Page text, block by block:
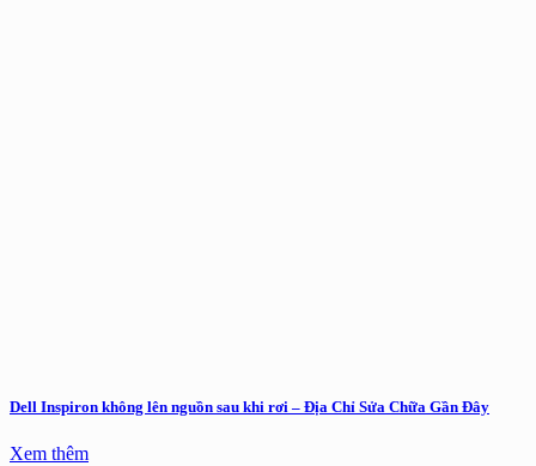
Dell Inspiron không lên nguồn sau khi rơi – Địa Chỉ Sửa Chữa Gần Đây
Xem thêm